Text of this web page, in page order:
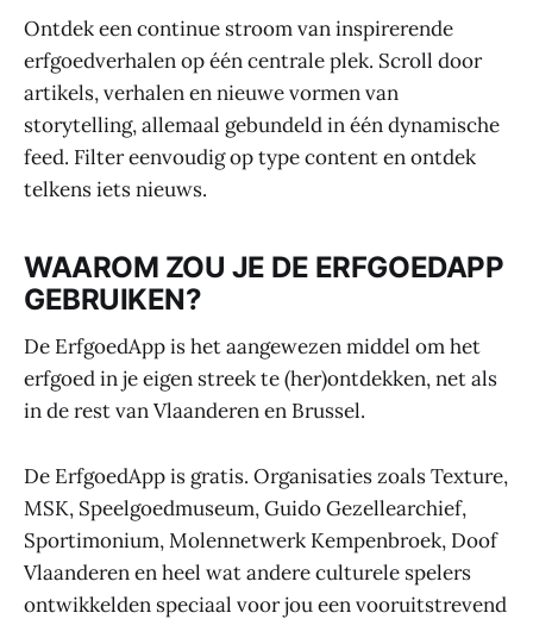
Ontdek een continue stroom van inspirerende
erfgoedverhalen op één centrale plek. Scroll door
artikels, verhalen en nieuwe vormen van
storytelling, allemaal gebundeld in één dynamische
feed. Filter eenvoudig op type content en ontdek
telkens iets nieuws.
WAAROM ZOU JE DE ERFGOEDAPP
GEBRUIKEN?
De ErfgoedApp is het aangewezen middel om het
erfgoed in je eigen streek te (her)ontdekken, net als
in de rest van Vlaanderen en Brussel.
De ErfgoedApp is gratis. Organisaties zoals Texture,
MSK, Speelgoedmuseum, Guido Gezellearchief,
Sportimonium, Molennetwerk Kempenbroek, Doof
Vlaanderen en heel wat andere culturele spelers
ontwikkelden speciaal voor jou een vooruitstrevend